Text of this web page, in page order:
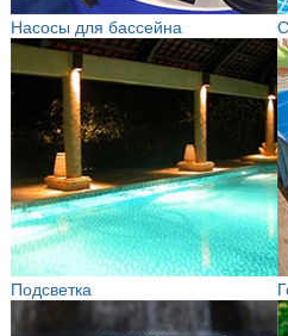
Насосы для бассейна
Подсветка